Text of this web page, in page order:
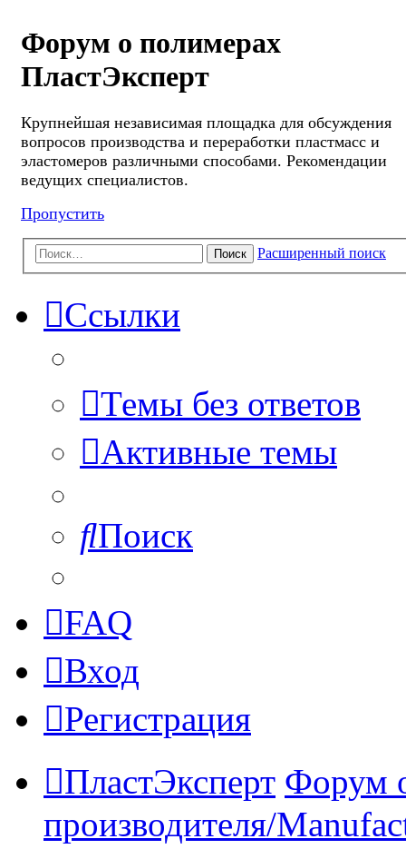
Форум о полимерах
ПластЭксперт
Крупнейшая независимая площадка для обсуждения
вопросов производства и переработки пластмасс и
эластомеров различными способами. Рекомендации
ведущих специалистов.
Пропустить
Поиск Расширенный поиск
Ссылки
Темы без ответов
Активные темы
Поиск
FAQ
Вход
Регистрация
ПластЭксперт Форум
производителя/